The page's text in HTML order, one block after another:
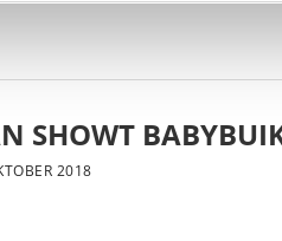
SHOWT
2018